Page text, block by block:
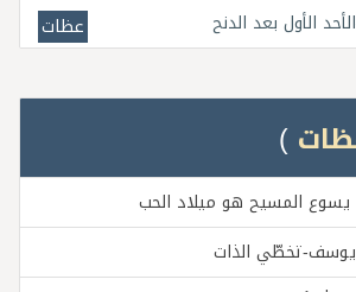
الأول بعد الدنح
عظات
)
يسوع المسيح هو ميلاد الحب
يوسف-تخطّي الذات